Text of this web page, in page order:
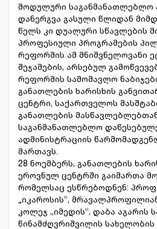
მოდულური საგანმანათლებლო
დანერგვა გასული წლიდან
წელს კი დუალური სწავლების
პროფესიული პროგრამების
რეფორმის ამ მნიშვნელოვანი
შეჯამების, არსებულ
რეფორმის სამომავლო
განათლების ხარისხის
ცენტრი, საქართველოს
განათლების
საგანმანათლებლო
ადმინისტრაციის
მართავს.
28 ნოემბერს, განათლების
ეროვნულ ცენტრში გაიმართა
რომელსაც ესწრებოდნენ:
„იკაროსის“,
კოლეჯ ,,იმედის“, დაბა აგარის
წინამძღვრიშვილის